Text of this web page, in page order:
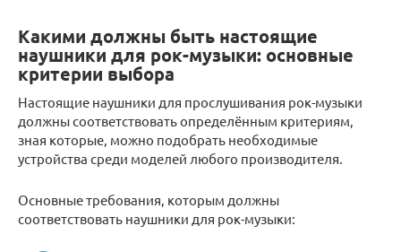
Какими должны быть настоящие
наушники для рок-музыки: основные
критерии выбора
Настоящие наушники для прослушивания рок-музыки
должны соответствовать определённым критериям,
зная которые, можно подобрать необходимые
устройства среди моделей любого производителя.
Основные требования, которым должны
соответствовать наушники для рок-музыки: